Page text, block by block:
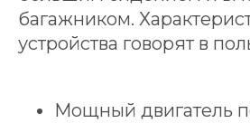
багажником.
устройства говорят в
Мощный двигатель